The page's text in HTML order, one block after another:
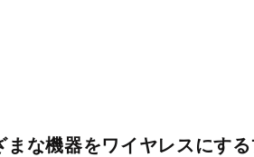
まな機器をワイヤレスにす